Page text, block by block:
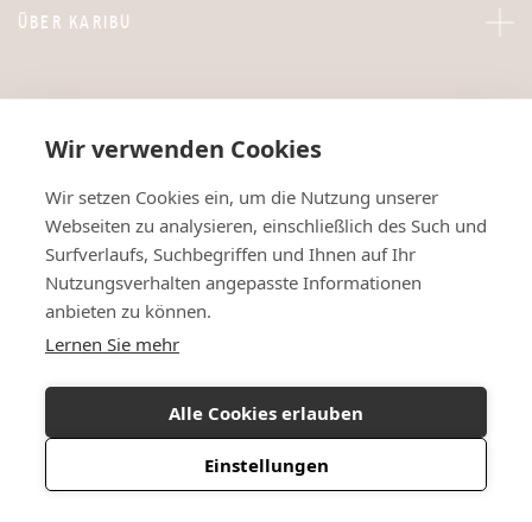
Wir verwenden Cookies
Wir setzen Cookies ein, um die Nutzung unserer
Webseiten zu analysieren, einschließlich des Such und
Surfverlaufs, Suchbegriffen und Ihnen auf Ihr
Nutzungsverhalten angepasste Informationen
anbieten zu können.
Lernen Sie mehr
Alle Cookies erlauben
Einstellungen
ÜBER KARIBU